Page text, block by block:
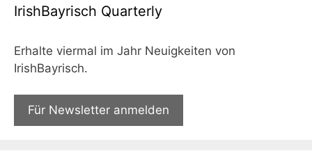
IrishBayrisch Quarterly
Erhalte viermal im Jahr Neuigkeiten von
IrishBayrisch.
Für Newsletter anmelden